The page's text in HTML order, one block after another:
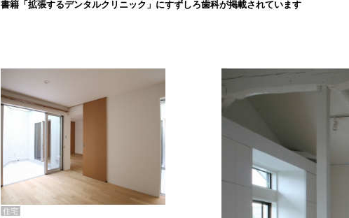
書籍「拡張するデンタルクリニック」にすずしろ歯科が掲載されています
住宅